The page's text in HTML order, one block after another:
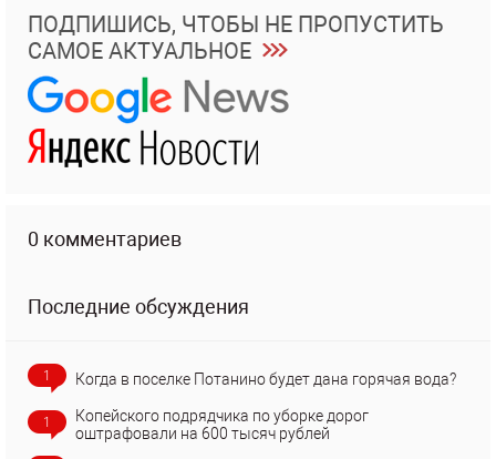
ПОДПИШИСЬ, ЧТОБЫ НЕ ПРОПУСТИТЬ
САМОЕ АКТУАЛЬНОЕ
0 комментариев
Последние обсуждения
1 Когда в поселке Потанино будет дана горячая вода?
1
Копейского подрядчика по уборке дорог
оштрафовали на 600 тысяч рублей